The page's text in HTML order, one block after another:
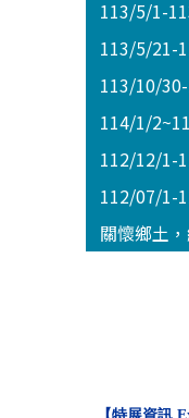
113/5/1-
113/5/21-
113/10/
114/1/
112/12/1-
112/07/1-
關懷鄉土